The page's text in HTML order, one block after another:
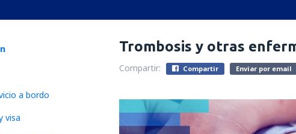
a bordo
visa
Trombosis y otras
Compartir: Compartir Enviar por email